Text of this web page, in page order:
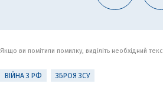
Якщо ви помітили помилку, виділіть необхідний
ВІЙНА З РФ ЗБРОЯ ЗСУ